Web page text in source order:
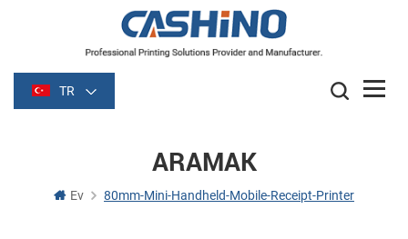
TR
ARAMAK
Ev 80mm-Mini-Handheld-Mobile-Receipt-Printer